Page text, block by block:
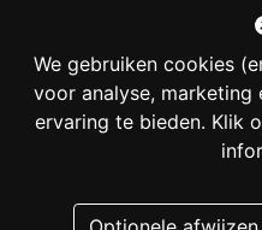
We gebruiken cookies
voor analyse,
ervaring te bieden. Klik